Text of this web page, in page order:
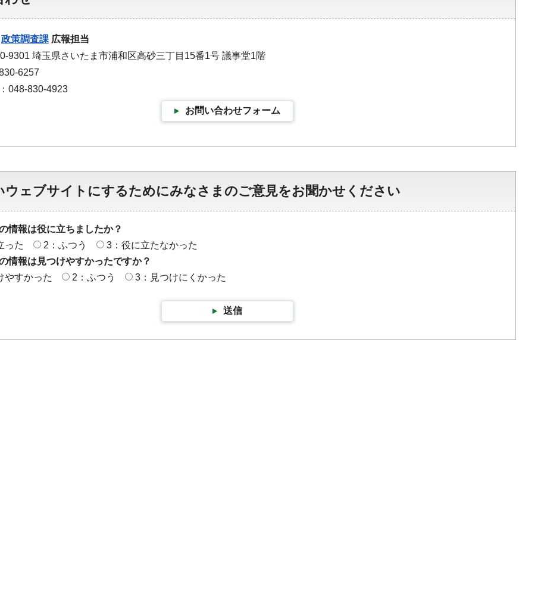
政策調査課 広報担当
9301 埼玉県さいたま市浦和区高砂三丁目15番1号 議事堂1階
6257
048-830-4923
お問い合わせフォーム
ウェブサイトにするためにみなさまのご意見をお聞かせください
情報は役に立ちましたか？
った
2：ふつう
3：役に立たなかった
情報は見つけやすかったですか？
やすかった
2：ふつう 3：見つけにくかった
送信